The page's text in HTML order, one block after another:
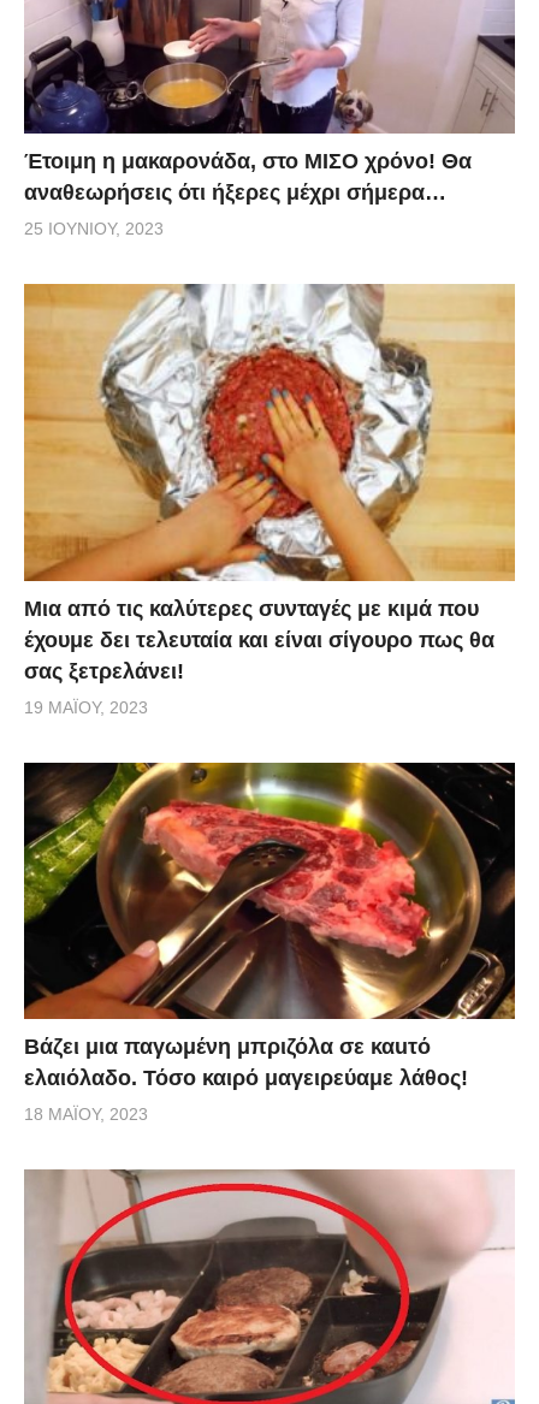
Έτοιμη η μακαρονάδα, στο ΜΙΣΟ χρόνο! Θα
αναθεωρήσεις ότι ήξερες μέχρι σήμερα…
25 ΙΟΥΝΊΟΥ, 2023
Μια από τις καλύτερες συνταγές με κιμά που
έχουμε δει τελευταία και είναι σίγουρο πως θα
σας ξετρελάνει!
19 ΜΑΪ́ΟΥ, 2023
Βάζει μια παγωμένη μπριζόλα σε καuτό
ελαιόλαδο. Τόσο καιρό μαγειρεύαμε λάθος!
18 ΜΑΪ́ΟΥ, 2023